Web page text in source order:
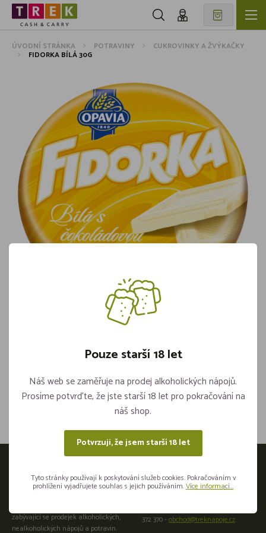
ÚVODNÍ STRÁNKA POTRAVINY CUKROVINKY A ŽVÝKAČKY
FIDORKA BÍLÁ 30G
Sdílejte na sítích
zabývající se prodejek alkoholických,
nealkoholických nápojů a potravin.
Otevírací doba
372 370 -obchod@treknapoje.cz
Pouze starší 18 let
Náš web se zaměřuje na prodej alkoholických nápojů.
Prosíme potvrďte, že jste starší 18 let pro pokračování na
náš shop.
Potvrzuji, že jsem starší 18 let
Tyto stránky používají k poskytování služeb cookies. Pokračováním v
prohlížení vyjadřujete souhlas s jejich používáním.Více informací...